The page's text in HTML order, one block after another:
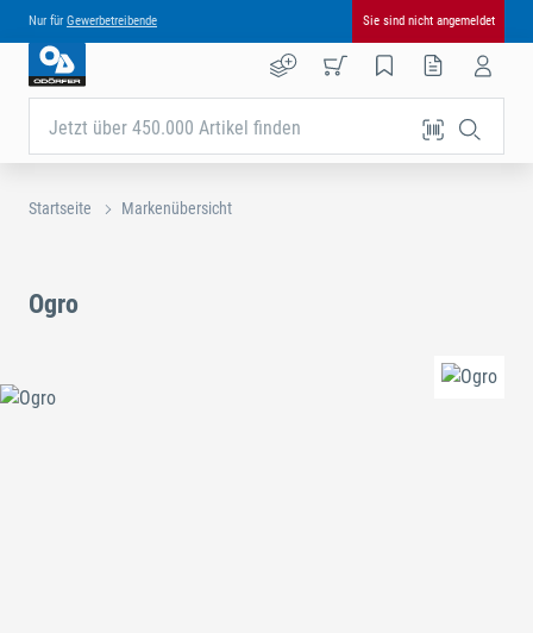
Nur für Gewerbetreibende Sie sind nicht angemeldet
Jetzt über 450.000 Artikel finden
Startseite Markenübersicht
Ogro